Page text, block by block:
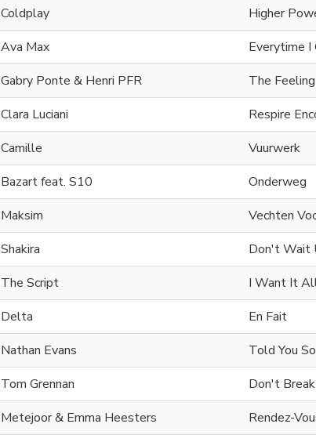
Coldplay
Higher
Ava Max
Everytime I
Gabry Ponte & Henri PFR
The Feeling
Clara Luciani
Respire
Camille
Vuurwerk
Bazart feat. S10
Onderweg
Maksim
Vechten
Shakira
Don't Wait
The Script
I Want It
Delta
En Fait
Nathan Evans
Told You So
Tom Grennan
Don't
Metejoor & Emma Heesters
Rendez-